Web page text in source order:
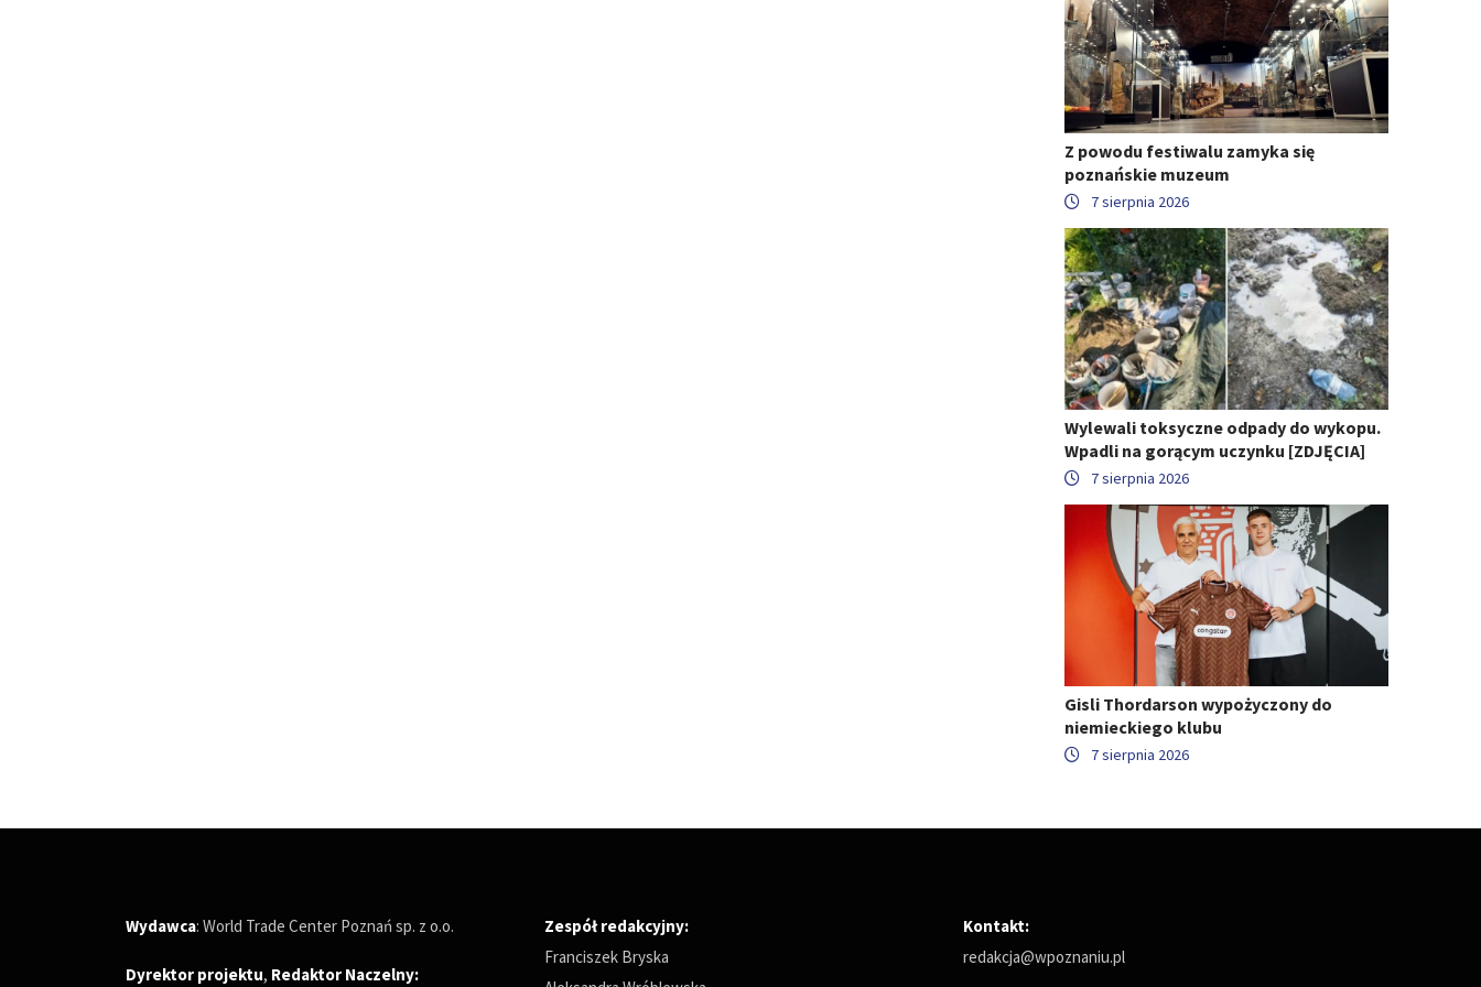
Z powodu festiwalu zamyka się
poznańskie muzeum
7 sierpnia 2026
Wylewali toksyczne odpady do wykopu.
Wpadli na gorącym uczynku [ZDJĘCIA]
7 sierpnia 2026
Gisli Thordarson wypożyczony do
niemieckiego klubu
7 sierpnia 2026
Wydawca: World Trade Center Poznań sp. z o.o.
Dyrektor projektu, Redaktor Naczelny:
Zespół redakcyjny:
Franciszek Bryska
Kontakt:
redakcja@wpoznaniu.pl